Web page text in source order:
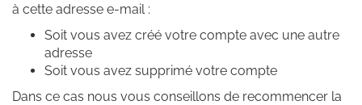
à cette adresse e-mail :
Soit vous avez créé votre compte avec une autre
adresse
Soit vous avez supprimé votre compte
Dans ce cas nous vous conseillons de recommencer la